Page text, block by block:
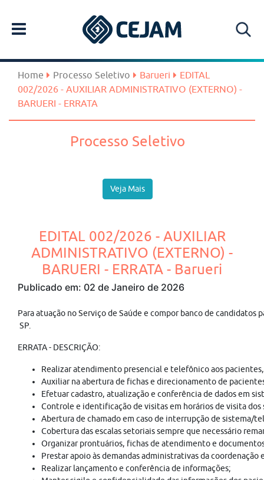
Home Processo Seletivo Barueri
EDITAL
002/2026 - AUXILIAR ADMINISTRATIVO (EXTERNO) -
BARUERI - ERRATA
Processo Seletivo
Veja Mais
EDITAL 002/2026 - AUXILIAR
ADMINISTRATIVO (EXTERNO) -
BARUERI - ERRATA - Barueri
Publicado em: 02 de Janeiro de 2026
Para atuação no Serviço de Saúde e compor banco de
SP.
ERRATA - DESCRIÇÃO:
Realizar atendimento presencial e telefônico aos
Auxiliar na abertura de fichas e direcionamento de
Efetuar cadastro, atualização e conferência de dados em
Controle e identificação de visitas em horários de visita
Abertura de chamado em caso de interrupção de sistema/
Cobertura das escalas setoriais sempre que necessário
Organizar prontuários, fichas de atendimento e
Prestar apoio às demandas administrativas da coordenação
Realizar lançamento e conferência de informações;